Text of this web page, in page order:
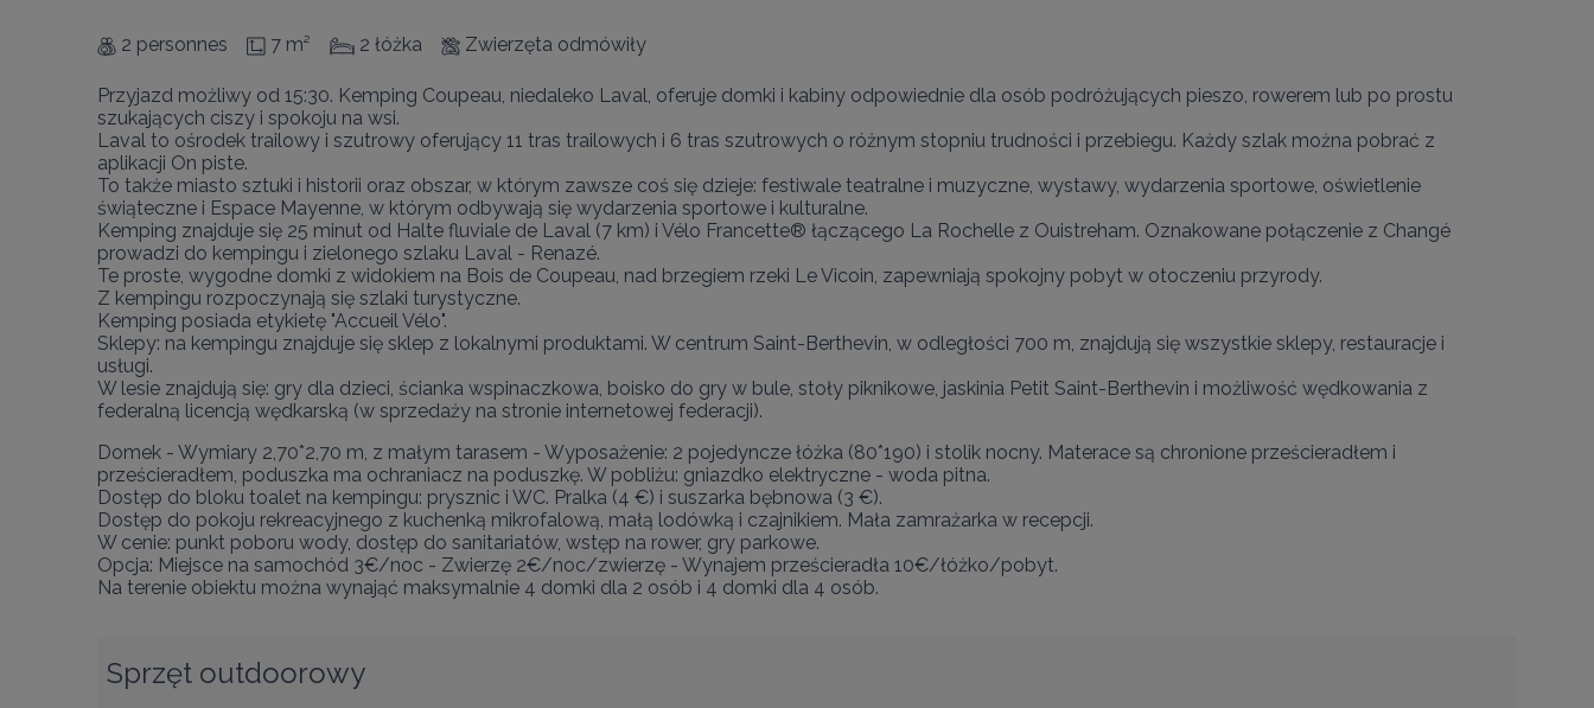
2 personnes 7 m² 2 łóżka Zwierzęta odmówiły
Przyjazd możliwy od 15:30. Kemping Coupeau, niedaleko Laval, oferuje domki i kabiny odpowiednie dla osób podróżujących pieszo, rowerem lub po prostu
szukających ciszy i spokoju na wsi.
Laval to ośrodek trailowy i szutrowy oferujący 11 tras trailowych i 6 tras szutrowych o różnym stopniu trudności i przebiegu. Każdy szlak można pobrać z
aplikacji On piste.
To także miasto sztuki i historii oraz obszar, w którym zawsze coś się dzieje: festiwale teatralne i muzyczne, wystawy, wydarzenia sportowe, oświetlenie
świąteczne i Espace Mayenne, w którym odbywają się wydarzenia sportowe i kulturalne.
Kemping znajduje się 25 minut od Halte fluviale de Laval (7 km) i Vélo Francette® łączącego La Rochelle z Ouistreham. Oznakowane połączenie z Changé
prowadzi do kempingu i zielonego szlaku Laval - Renazé.
Te proste, wygodne domki z widokiem na Bois de Coupeau, nad brzegiem rzeki Le Vicoin, zapewniają spokojny pobyt w otoczeniu przyrody.
Z kempingu rozpoczynają się szlaki turystyczne.
Kemping posiada etykietę "Accueil Vélo".
Sklepy: na kempingu znajduje się sklep z lokalnymi produktami. W centrum Saint-Berthevin, w odległości 700 m, znajdują się wszystkie sklepy, restauracje i
usługi.
W lesie znajdują się: gry dla dzieci, ścianka wspinaczkowa, boisko do gry w bule, stoły piknikowe, jaskinia Petit Saint-Berthevin i możliwość wędkowania z
federalną licencją wędkarską (w sprzedaży na stronie internetowej federacji).
Domek - Wymiary 2,70*2,70 m, z małym tarasem - Wyposażenie: 2 pojedyncze łóżka (80*190) i stolik nocny. Materace są chronione prześcieradłem i
prześcieradłem, poduszka ma ochraniacz na poduszkę. W pobliżu: gniazdko elektryczne - woda pitna.
Dostęp do bloku toalet na kempingu: prysznic i WC. Pralka (4 €) i suszarka bębnowa (3 €).
Dostęp do pokoju rekreacyjnego z kuchenką mikrofalową, małą lodówką i czajnikiem. Mała zamrażarka w recepcji.
W cenie: punkt poboru wody, dostęp do sanitariatów, wstęp na rower, gry parkowe.
Opcja: Miejsce na samochód 3€/noc - Zwierzę 2€/noc/zwierzę - Wynajem prześcieradła 10€/łóżko/pobyt.
Na terenie obiektu można wynająć maksymalnie 4 domki dla 2 osób i 4 domki dla 4 osób.
Sprzęt outdoorowy